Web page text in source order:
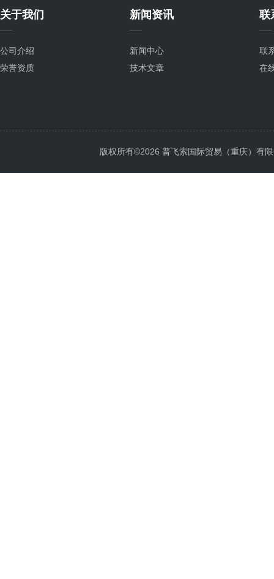
关于我们
公司介绍
荣誉资质
新闻资讯
新闻中心
技术文章
联
联
在
版权所有©2026 普飞索国际贸易（重庆）有